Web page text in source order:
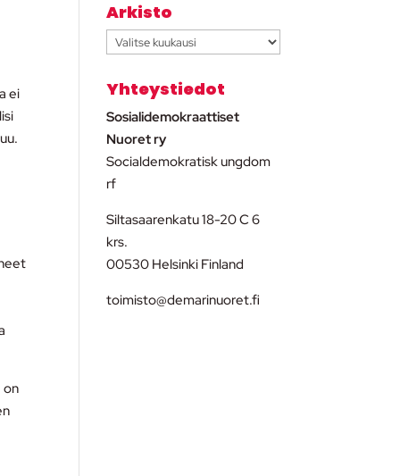
ei
on
Arkisto
Arkisto
Yhteystiedot
Sosialidemokraattiset
Nuoret ry
Socialdemokratisk ungdom
rf
Siltasaarenkatu 18-20 C 6
krs.
00530 Helsinki Finland
toimisto@demarinuoret.fi